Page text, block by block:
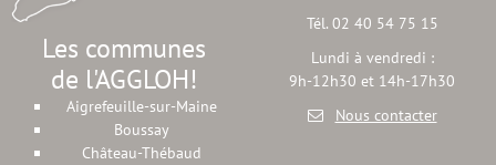
Les communes
de l'AGGLOH!
Aigrefeuille-sur-Maine
Boussay
Château-Thébaud
Tél. 02 40 54 75 15
Lundi à vendredi :
9h-12h30 et 14h-17h30
Nous contacter